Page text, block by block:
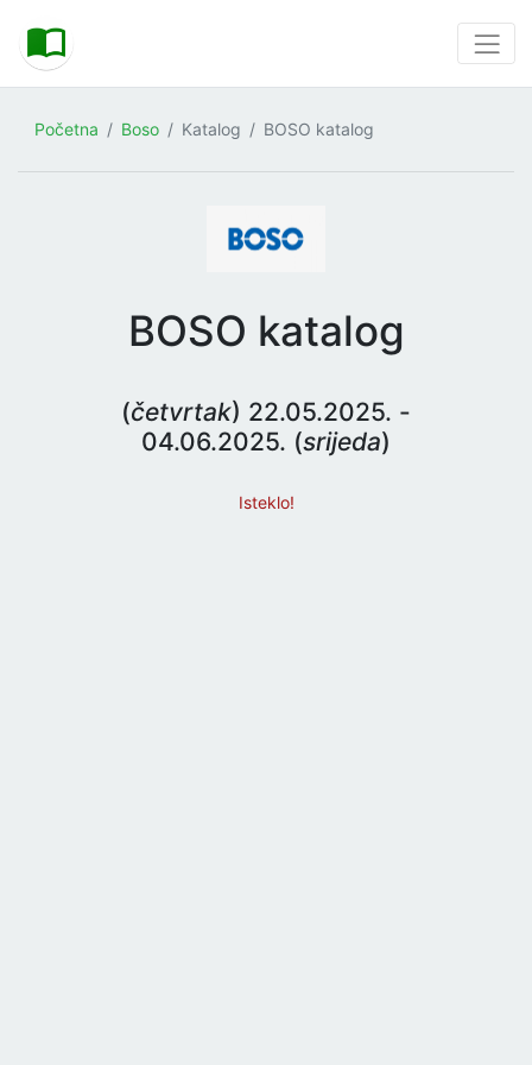
Početna Boso Katalog BOSO katalog
BOSO katalog
(četvrtak) 22.05.2025. -
04.06.2025. (srijeda)
Isteklo!